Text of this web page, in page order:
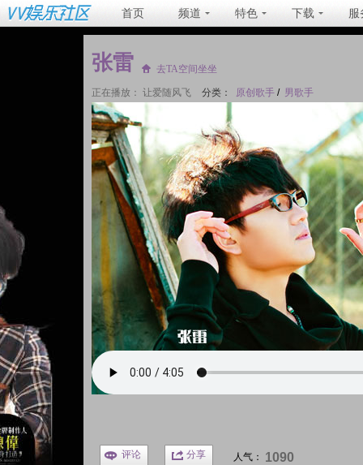
首页 频道 特色 下载 服
张雷 去TA空间坐坐
正在播放： 让爱随风飞 分类： 原创歌手 / 男歌手
评论 分享 人气： 1090